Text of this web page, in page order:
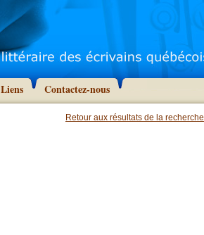
Liens Contactez-nous
Retour aux résultats de la recherche